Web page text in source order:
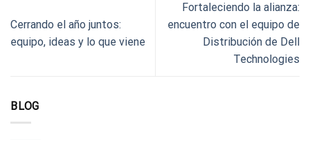
Cerrando el año juntos:
equipo, ideas y lo que viene
Fortaleciendo la alianza:
encuentro con el equipo de
Distribución de Dell
Technologies
BLOG